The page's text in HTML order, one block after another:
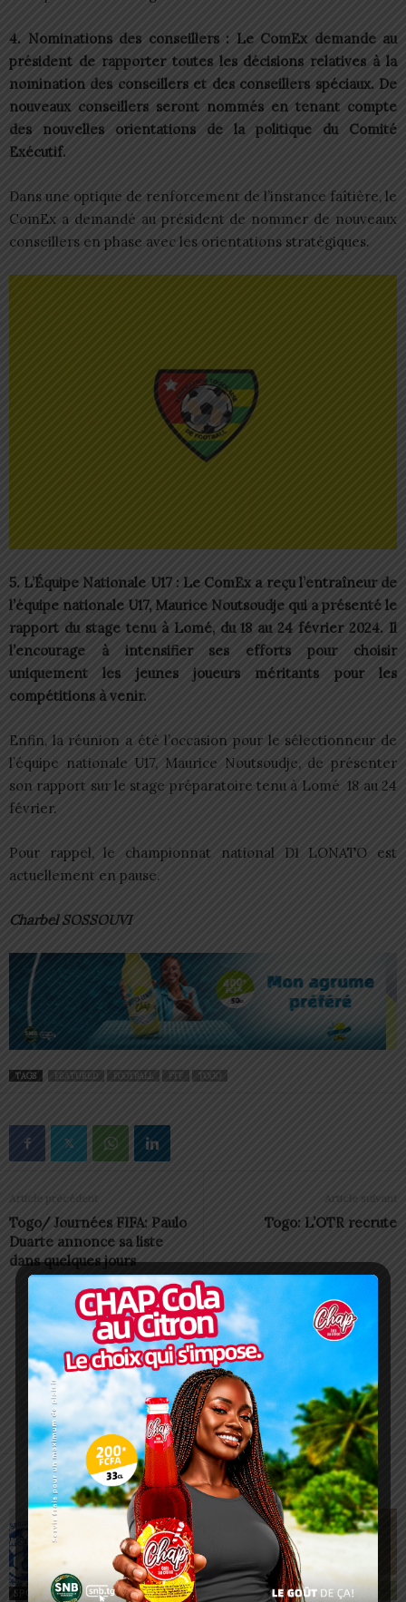
4. Nominations des conseillers : Le ComEx demande au
président de rapporter toutes les décisions relatives à la
nomination des conseillers et des conseillers spéciaux. De
nouveaux conseillers seront nommés en tenant compte
des nouvelles orientations de la politique du Comité
Exécutif.
Dans une optique de renforcement de l’instance faîtière, le
ComEx a demandé au président de nommer de nouveaux
conseillers en phase avec les orientations stratégiques.
5. L’Équipe Nationale U17 : Le ComEx a reçu l’entraîneur de
l’équipe nationale U17, Maurice Noutsoudje qui a présenté le
rapport du stage tenu à Lomé, du 18 au 24 février 2024. Il
l’encourage à intensifier ses efforts pour choisir
uniquement les jeunes joueurs méritants pour les
compétitions à venir.
Enfin, la réunion a été l’occasion pour le sélectionneur de
l’équipe nationale U17, Maurice Noutsoudje, de présenter
son rapport sur le stage préparatoire tenu à Lomé 18 au 24
février.
Pour rappel, le championnat national D1 LONATO est
actuellement en pause.
Charbel SOSSOUVI
TAGS FEATURED FOOTBALL FTF TOGO
Article précédent
Togo/ Journées FIFA: Paulo
Duarte annonce sa liste
dans quelques jours
Article suivant
Togo: L’OTR recrute
Redaction
https://lomegraph.tg/
ARTICLES CONNEXES PLUS DE L'AUTEUR
SPORT
SPORT
SPORT